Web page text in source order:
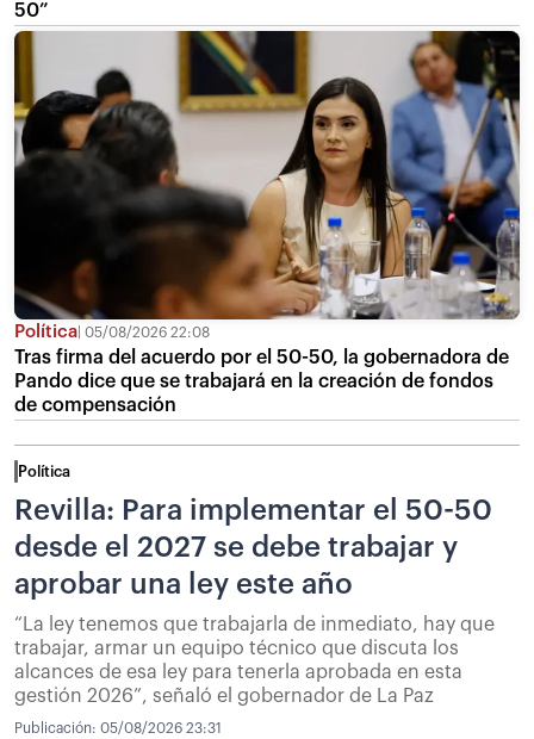
50”
Política 05/08/2026 22:08
Tras firma del acuerdo por el 50-50, la gobernadora de
Pando dice que se trabajará en la creación de fondos
de compensación
Política
Revilla: Para implementar el 50-50
desde el 2027 se debe trabajar y
aprobar una ley este año
“La ley tenemos que trabajarla de inmediato, hay que
trabajar, armar un equipo técnico que discuta los
alcances de esa ley para tenerla aprobada en esta
gestión 2026”, señaló el gobernador de La Paz
Publicación: 05/08/2026 23:31